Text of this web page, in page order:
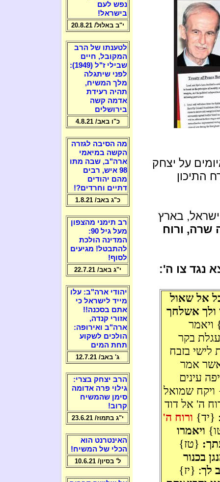
על יצחק
התיכון
בארץ
שרה, ורוח
נגד צו ה':
אל שאול
ולך אשלחך
ויאמר
בקר
בזבח
אמר
עינים
ויקח שמואל
ה' אל דוד
{יד} ורוח ה'
ויאמרו
{טז}
בכנור
לך: {יז}
נפש לעם
בישראל!
י"ב באלול/ 20.8.21
לטענתו של הרב
המקובל, חיים
שבילי ז"ל (1949):
לפני שיתגלה
מלך המשיח,
תהיה רעידת
אדמה קשה
בירושלים
כ"ו באב/ 4.8.21
מה הסיבה לגזרה
הקשה במיאמי
ארה"ב, שבה מתו
98 איש, רבים
מהם יהודים
דתיים וחרדים?!
כ"ג באב/ 1.8.21
רב תימני מהצפון
מעל גיל 90:
המדינה הולכת
להתבטל! מגיעים
לסוף!
י"ג באב/ 22.7.21
יהודי ארה"ב: עלו
מייד לישראל כי
אתם בסכנה!!
אזורי קנדה,
ארה"ב ואירופה:
הולכים לשקוע
תחת המים
ג' באב/ 12.7.21
הרב יצחק בצרי:
גילוי פרה אדומה
סימן שהמשיח
קרוב!
י"ג בתמוז/ 23.6.21
האינטרנט הוא
הכלי של המשיח!
ל' בסיון/ 10.6.21